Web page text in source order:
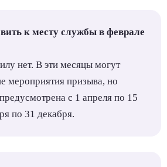
к месту службы в феврале
нет. В эти месяцы могут
мероприятия призыва, но
с 1 апреля по 15
по 31 декабря.